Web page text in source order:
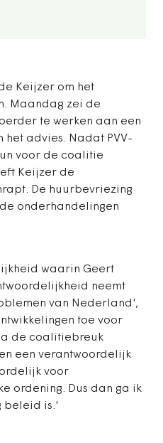
Keijzer om het
Maandag zei de
te werken aan een
het advies. Nadat PVV-
voor de coalitie
Keijzer de
De huurbevriezing
de onderhandelingen
waarin Geert
neemt
van Nederland',
toe voor
de coalitiebreuk
een verantwoordelijk
voor
ordening. Dus dan ga ik
beleid is.'